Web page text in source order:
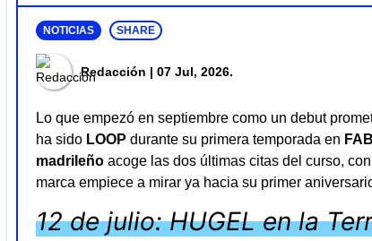
NOTICIAS SHARE
Redacción | 07 Jul, 2026.
Lo que empezó en septiembre como un debut
ha sido LOOP durante su primera temporada en
madrileño acoge las dos últimas citas del curso, con
marca empiece a mirar ya hacia su primer
12 de julio: HUGEL en la